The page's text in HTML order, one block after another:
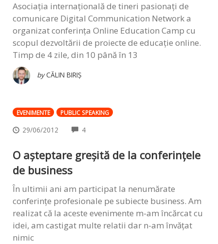
Asociația internațională de tineri pasionați de
comunicare Digital Communication Network a
organizat conferința Online Education Camp cu
scopul dezvoltării de proiecte de educație online.
Timp de 4 zile, din 10 până în 13
by CĂLIN BIRIȘ
EVENIMENTE PUBLIC SPEAKING
29/06/2012 4COMMENTS
O așteptare greșită de la conferințele
de business
În ultimii ani am participat la nenumărate
conferințe profesionale pe subiecte business. Am
realizat că la aceste evenimente m-am încărcat cu
idei, am castigat multe relatii dar n-am învățat
nimic